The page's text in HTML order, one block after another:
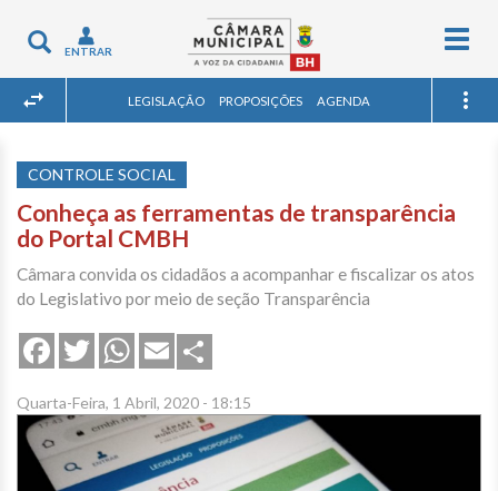
Toggle
navigation
ENTRAR
LEGISLAÇÃO PROPOSIÇÕES AGENDA
CONTROLE SOCIAL
Conheça as ferramentas de transparência
do Portal CMBH
Câmara convida os cidadãos a acompanhar e fiscalizar os atos
do Legislativo por meio de seção Transparência
FacebookTwitterWhatsApp
Email
Quarta-Feira, 1 Abril, 2020 - 18:15